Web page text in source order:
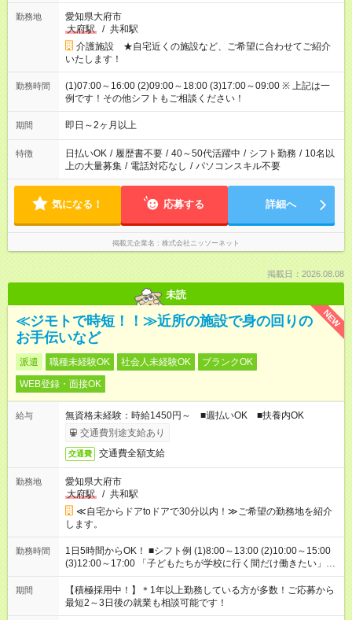
勤務地
愛知県大府市
大府駅
/ 共和駅
介護施設 ★自宅近くの施設など、ご希望に合わせてご紹介
いたします！
勤務時間
(1)07:00～16:00 (2)09:00～18:00 (3)17:00～09:00 ※ 上記は一
例です！その他シフトもご相談ください！
期間 即日～2ヶ月以上
特徴 日払いOK / 履歴書不要 / 40～50代活躍中 / シフト勤務 / 10名以
上の大量募集 / 電話対応なし / パソコンスキル不要
気になる！ 応募する 詳細へ
掲載元企業名 株式会社ニッソーネット
掲載日：2026.08.08
未読
NEW
≪ジモトで時短！！≫近所の施設で身の回りの
お手伝いなど
派遣 職種未経験OK 社会人未経験OK
ブランクOK
WEB登録・面接OK
給与
無資格未経験：時給1450円～ ■週払いOK ■扶養内OK
交通費別途支給あり
交通費 交通費全額支給
勤務地
愛知県大府市
大府駅
/ 共和駅
≪自宅からドアtoドアで30分以内！≫ご希望の勤務地を紹介
します。
勤務時間
1日5時間からOK！ ■シフト例 (1)8:00～13:00 (2)10:00～15:00
(3)12:00～17:00 「子どもたちが学校に行く間だけ働きたい」
「余裕を持って夕飯の準備がしたい」 「午前中は働いて、午後
はプライベートの時間にしたい」 など、ご希望を教えてくださ
いね。 ※Wワーク希望の方へ 今ご覧のお仕事で希望する勤務時
間と、もう1つのお仕事の勤務時間。 合計で週40時間を超える
期間
【積極採用中！】＊1年以上勤務している方が多数！ご応募から
最短2～3日後の就業も相談可能です！